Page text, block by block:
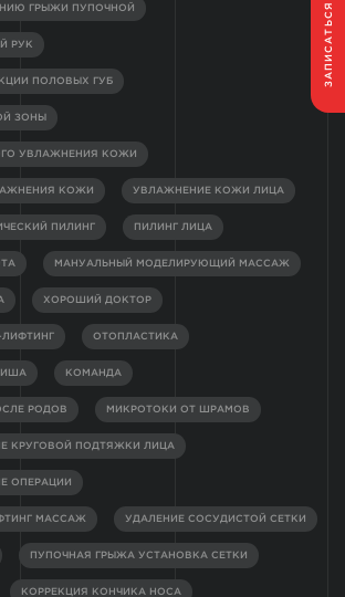
ЗАПИСАТЬСЯ
ГРЫЖИ ПУПОЧНОЙ
РУК
ПОЛОВЫХ ГУБ
ЗОНЫ
УВЛАЖНЕНИЯ КОЖИ
КОЖИ УВЛАЖНЕНИЕ КОЖИ ЛИЦА
ПИЛИНГ ПИЛИНГ ЛИЦА
МАНУАЛЬНЫЙ МОДЕЛИРУЮЩИЙ МАССАЖ
ХОРОШИЙ ДОКТОР
ЛИФТИНГ ОТОПЛАСТИКА
КОМАНДА
РОДОВ МИКРОТОКИ ОТ ШРАМОВ
КРУГОВОЙ ПОДТЯЖКИ ЛИЦА
ОПЕРАЦИИ
МАССАЖ УДАЛЕНИЕ СОСУДИСТОЙ СЕТКИ
ПУПОЧНАЯ ГРЫЖА УСТАНОВКА СЕТКИ
КОРРЕКЦИЯ КОНЧИКА НОСА